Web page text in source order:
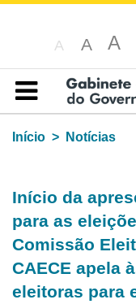
A A A
Índice
Início
Notícias
Início da
para as
Comissão
CAECE apela
eleitoras para